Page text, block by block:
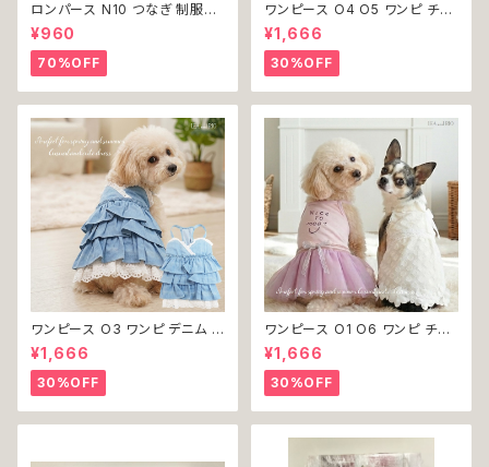
ロンパース N10 つなぎ 制服風
チェック柄 グレー 灰色 コスチュ
ーム コスプレ ドッグウェア dog
犬 猫 ペット 服 犬服 洋服 オシ
ャレ かわいい 小型犬 返品交換
不可
¥960
70%OFF
ワンピース O4 O5 ワンピ チェ
ック プリーツ レース 女の子 犬
犬服 小型 猫 服 洋服 ペット do
g ドッグウェア おしゃれ かわい
い 返品交換不可
¥1,666
30%OFF
ワンピース O3 ワンピ デニム プ
リーツ レース 女の子 犬 犬服
小型 猫 服 洋服 ペット dog ド
ッグウェア おしゃれ かわいい 返
品交換不可
¥1,666
30%OFF
ワンピース O1 O6 ワンピ チュ
ール レース 花 フラワー 女の子
犬 犬服 小型 猫 服 洋服 ペット
dog ドッグウェア おしゃれ かわ
いい 返品交換不可
¥1,666
30%OFF